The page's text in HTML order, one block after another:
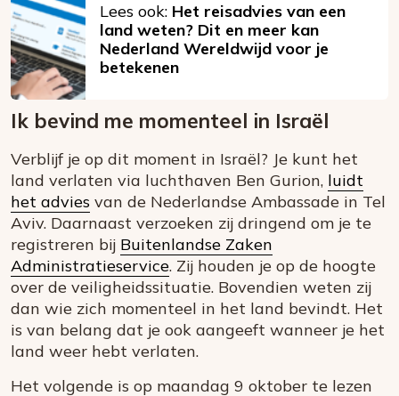
Lees ook: Het reisadvies van een
land weten? Dit en meer kan
Nederland Wereldwijd voor je
betekenen
Ik bevind me momenteel in Israël
Verblijf je op dit moment in Israël? Je kunt het
land verlaten via luchthaven Ben Gurion, luidt
het advies van de Nederlandse Ambassade in Tel
Aviv. Daarnaast verzoeken zij dringend om je te
registreren bij Buitenlandse Zaken
Administratieservice. Zij houden je op de hoogte
over de veiligheidssituatie. Bovendien weten zij
dan wie zich momenteel in het land bevindt. Het
is van belang dat je ook aangeeft wanneer je het
land weer hebt verlaten.
Het volgende is op maandag 9 oktober te lezen